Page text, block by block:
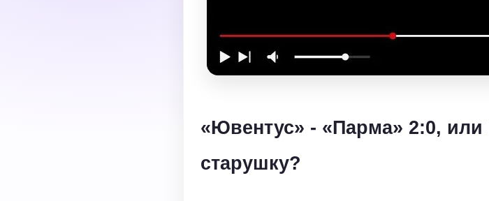
«Ювентус» - «Парма» 2:0, или
старушку?